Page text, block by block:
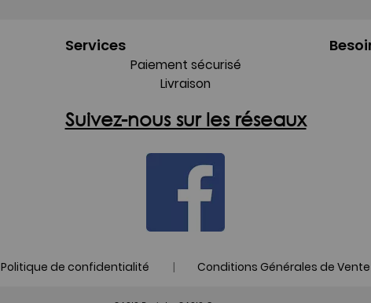
Services
Paiement sécurisé
Livraison
Suivez-nous sur les réseaux
Politique de confidentialité | Conditions Générales de Vente